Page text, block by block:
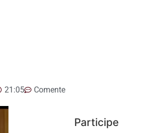
21:05 Comente
Participe